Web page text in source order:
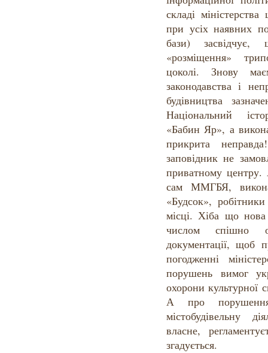
складі
при усіх наявних
бази) засвідчує,
«розміщення»
цоколі. Знову
законодавства і
будівництва
Національний
«Бабин Яр», а
прикрита
заповідник не
приватному
сам ММГБЯ,
«Будсок»,
місці. Хіба що нова
числом спішно
документації, щоб
погодженні
порушень вимог
охорони культурної
А про
містобудівельну
власне,
згадується.